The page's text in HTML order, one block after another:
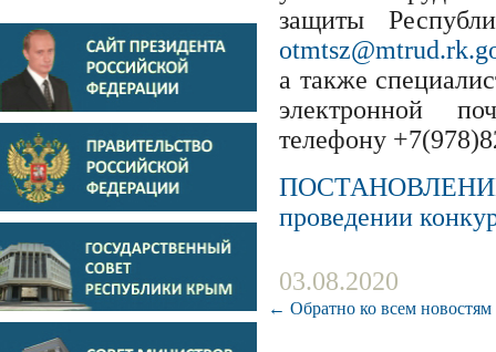
защиты
а также
электронной
телефону
проведении
03.08.2020
← Обратно ко всем новостям